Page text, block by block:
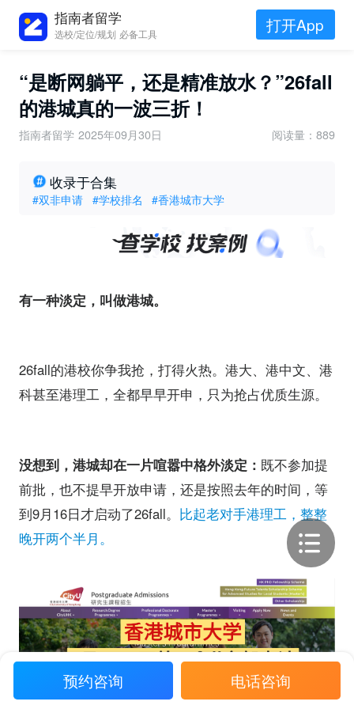
指南者留学
选校/定位/规划 必备工具 打开App
“是断网躺平，还是精准放水？”26fall
的港城真的一波三折！
指南者留学 2025年09月30日 阅读量：889
收录于合集
#双非申请 #学校排名 #香港城市大学
有一种淡定，叫做港城。
26fall的港校你争我抢，打得火热。港大、港中文、港
科甚至港理工，全都早早开申，只为抢占优质生源。
没想到，港城却在一片喧嚣中格外淡定： 既不参加提
前批，也不提早开放申请，还是按照去年的时间，等
到9月16日才启动了26fall。 比起老对手港理工，整整
晚开两个半月。
预约咨询 电话咨询